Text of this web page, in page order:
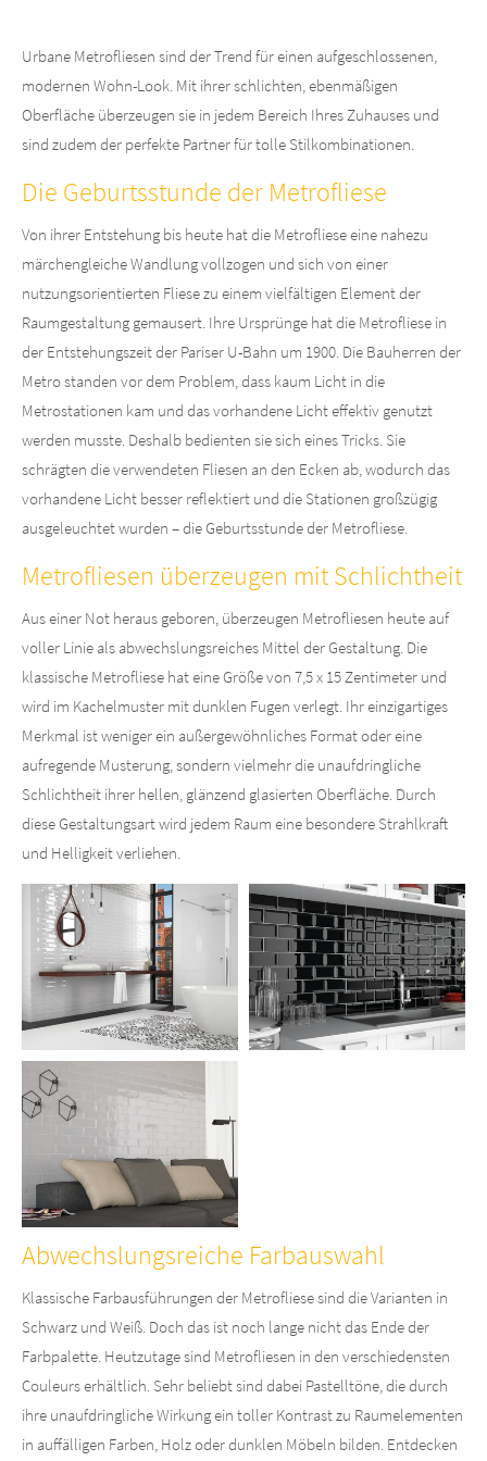
24h/ 365days
Mon - Fri 8:00am - 5:00pm(GMT +1)
Zertifizierungen
About us
Lorem ipsum dolor sit amet, consectetuer adipiscing elit.
Aenean commodo ligula eget dolor. Aenean massa. Cum sociis
natoque penatibus et magnis dis parturient montes, nascetur
ridiculus mus. Donec quam felis, ultricies nec.
Urbane Metrofliesen sind der Trend für einen aufgeschlossenen,
modernen Wohn-Look. Mit ihrer schlichten, ebenmäßigen
Oberfläche überzeugen sie in jedem Bereich Ihres Zuhauses und
sind zudem der perfekte Partner für tolle Stilkombinationen.
Die Geburtsstunde der Metrofliese
Von ihrer Entstehung bis heute hat die Metrofliese eine nahezu
märchengleiche Wandlung vollzogen und sich von einer
nutzungsorientierten Fliese zu einem vielfältigen Element der
Raumgestaltung gemausert. Ihre Ursprünge hat die Metrofliese in
der Entstehungszeit der Pariser U-Bahn um 1900. Die Bauherren der
Metro standen vor dem Problem, dass kaum Licht in die
Metrostationen kam und das vorhandene Licht effektiv genutzt
werden musste. Deshalb bedienten sie sich eines Tricks. Sie
schrägten die verwendeten Fliesen an den Ecken ab, wodurch das
vorhandene Licht besser reflektiert und die Stationen großzügig
ausgeleuchtet wurden – die Geburtsstunde der Metrofliese.
Metrofliesen überzeugen mit Schlichtheit
Aus einer Not heraus geboren, überzeugen Metrofliesen heute auf
voller Linie als abwechslungsreiches Mittel der Gestaltung. Die
klassische Metrofliese hat eine Größe von 7,5 x 15 Zentimeter und
wird im Kachelmuster mit dunklen Fugen verlegt. Ihr einzigartiges
Merkmal ist weniger ein außergewöhnliches Format oder eine
aufregende Musterung, sondern vielmehr die unaufdringliche
Schlichtheit ihrer hellen, glänzend glasierten Oberfläche. Durch
diese Gestaltungsart wird jedem Raum eine besondere Strahlkraft
und Helligkeit verliehen.
Abwechslungsreiche Farbauswahl
Klassische Farbausführungen der Metrofliese sind die Varianten in
Schwarz und Weiß. Doch das ist noch lange nicht das Ende der
Farbpalette. Heutzutage sind Metrofliesen in den verschiedensten
Couleurs erhältlich. Sehr beliebt sind dabei Pastelltöne, die durch
ihre unaufdringliche Wirkung ein toller Kontrast zu Raumelementen
in auffälligen Farben, Holz oder dunklen Möbeln bilden. Entdecken